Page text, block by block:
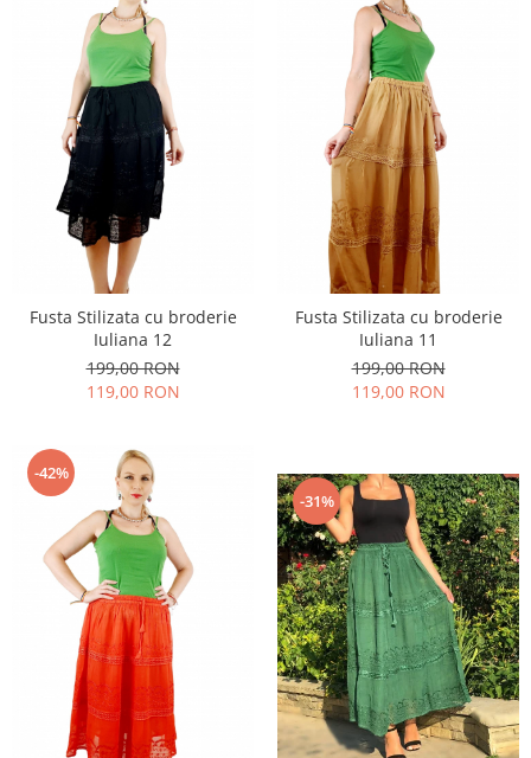
Fusta Stilizata cu broderie
Iuliana 12
199,00 RON
119,00 RON
Fusta Stilizata cu broderie
Iuliana 11
199,00 RON
119,00 RON
-42%
-31%